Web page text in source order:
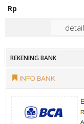
Rp
detail
REKENING BANK